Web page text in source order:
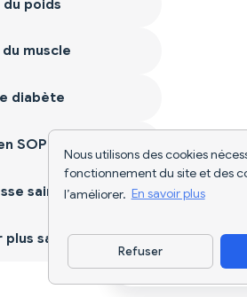
Nous utilisons des cookies
fonctionnement du site et des
l’améliorer. En savoir plus
Refuser
Télécharger
poids
muscle
diabète
SOPK
saine
sain